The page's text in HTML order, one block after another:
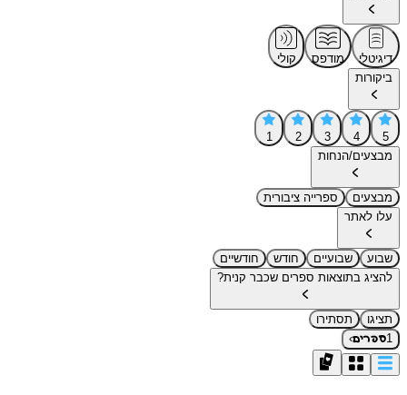
דיגיטלי מודפס
קולי
ביקורות
5
4
3
2
1
מבצעים/הנחות
מבצעים
ספרייה ציבורית
עלו לאתר
שבוע שבועיים חודש
חודשיים
להציג בתוצאות ספרים שכבר קנית?
תציגו
תסתירו
1ספרים›